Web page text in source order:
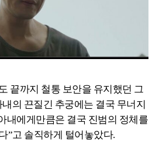
끝까지 철통 보안을 유지했던 그
의 끈질긴 추궁에는 결국 무너지
내에게만큼은 결국 진범의 정체를
”고 솔직하게 털어놓았다.